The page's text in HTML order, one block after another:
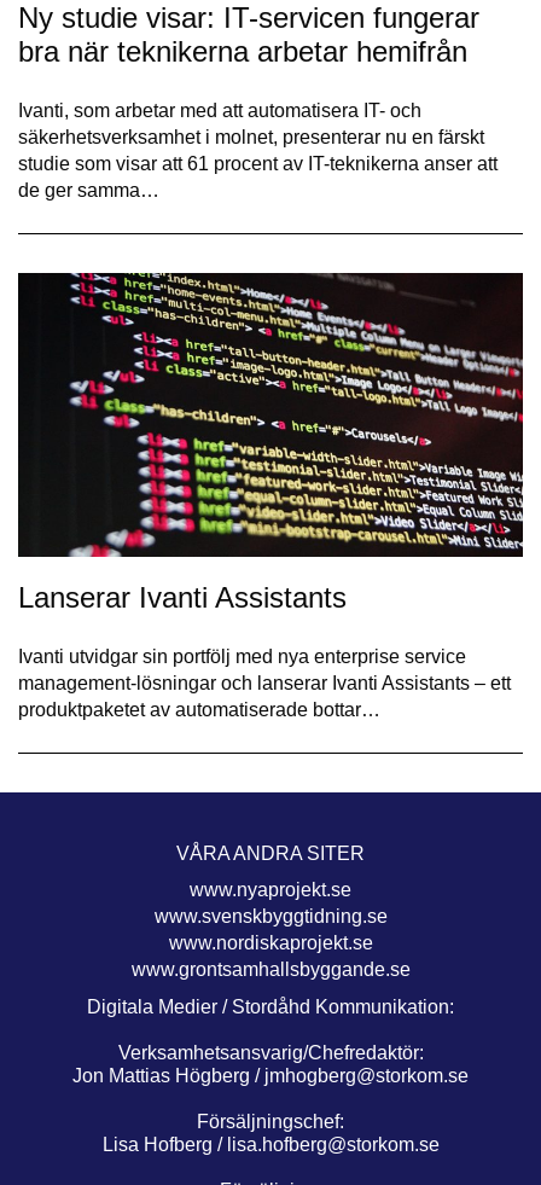
Ny studie visar: IT-servicen fungerar
bra när teknikerna arbetar hemifrån
Ivanti, som arbetar med att automatisera IT- och
säkerhetsverksamhet i molnet, presenterar nu en färskt
studie som visar att 61 procent av IT-teknikerna anser att
de ger samma…
Lanserar Ivanti Assistants
Ivanti utvidgar sin portfölj med nya enterprise service
management-lösningar och lanserar Ivanti Assistants – ett
produktpaketet av automatiserade bottar…
VÅRA ANDRA SITER
www.nyaprojekt.se
www.svenskbyggtidning.se
www.nordiskaprojekt.se
www.grontsamhallsbyggande.se
Digitala Medier / Stordåhd Kommunikation:
Verksamhetsansvarig/Chefredaktör:
Jon Mattias Högberg / jmhogberg@storkom.se
Försäljningschef:
Lisa Hofberg / lisa.hofberg@storkom.se